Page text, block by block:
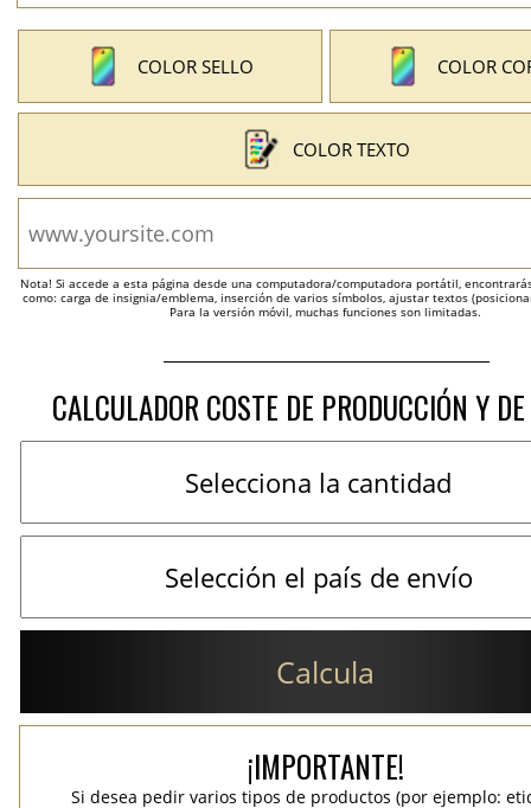
COLOR SELLO COLOR
COLOR TEXTO
Nota! Si accede a esta página desde una computadora/computadora portátil,
como: carga de insignia/emblema, inserción de varios símbolos, ajustar textos
Para la versión móvil, muchas funciones son limitadas.
CALCULADOR COSTE DE PRODUCCIÓN Y
Calcula
¡IMPORTANTE!
Si desea pedir varios tipos de productos (por ejemplo: